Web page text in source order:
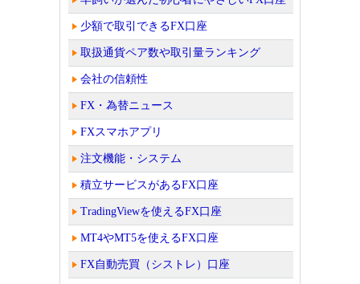
少額で取引できるFX口座
取扱通貨ペア数や取引量ランキング
会社の信頼性
FX・為替ニュース
FXスマホアプリ
注文機能・システム
積立サービスがあるFX口座
TradingViewを使えるFX口座
MT4やMT5を使えるFX口座
FX自動売買（シストレ）口座